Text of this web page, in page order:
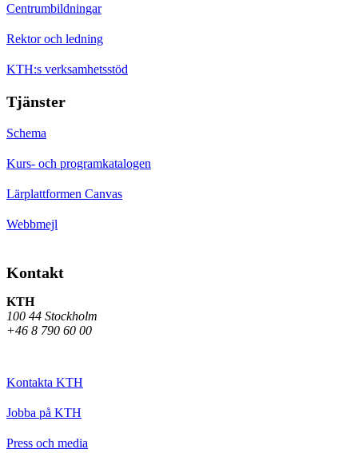
Centrumbildningar
Rektor och ledning
KTH:s verksamhetsstöd
Tjänster
Schema
Kurs- och programkatalogen
Lärplattformen Canvas
Webbmejl
Kontakt
KTH
100 44 Stockholm
+46 8 790 60 00
Kontakta KTH
Jobba på KTH
Press och media